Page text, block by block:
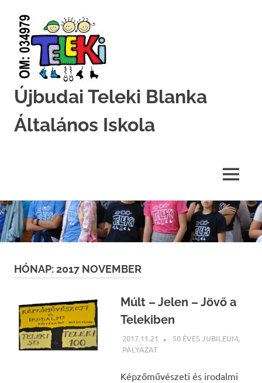
Skip
to
content
Újbudai Teleki Blanka
Általános Iskola
MENU
HÓNAP:2017 NOVEMBER
Múlt – Jelen – Jövő a
Telekiben
2017.11.21 NBEA
50 ÉVES JUBILEUM,
PÁLYÁZAT
Képzőművészeti és irodalmi